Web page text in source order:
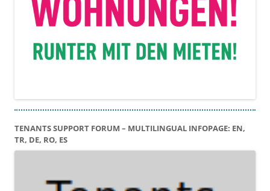
TENANTS SUPPORT FORUM – MULTILINGUAL INFOPAGE: EN,
TR, DE, RO, ES